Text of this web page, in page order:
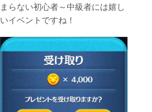
まらない初心者～中級者には嬉し
いイベントですね！